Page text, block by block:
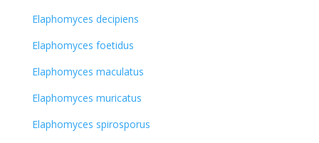
Elaphomyces decipiens
Elaphomyces foetidus
Elaphomyces maculatus
Elaphomyces muricatus
Elaphomyces spirosporus